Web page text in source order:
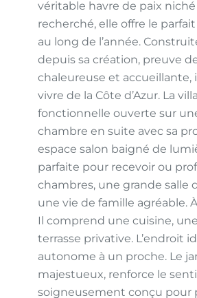
véritable havre de paix
recherché, elle offre le
au long de l’année.
depuis sa création, preuve
chaleureuse et
vivre de la Côte d’Azur. La
fonctionnelle ouverte sur
chambre en suite avec sa
espace salon baigné de
parfaite pour recevoir ou
chambres, une grande salle
une vie de famille agréable.
Il comprend une cuisine,
terrasse privative. L’endroit
autonome à un proche. Le
majestueux, renforce le
soigneusement conçu pour